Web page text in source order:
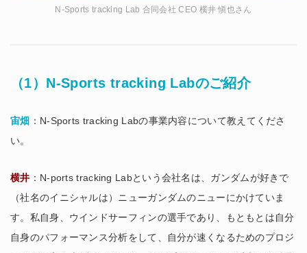
N-Sports tracking Lab 合同会社 CEO 横井 愼也さん
（1）N-Sports tracking Labのご紹介
宙畑 ：N-Sports tracking Labの事業内容について教えてくださ
い。
横井 ：N-ports tracking Labという会社名は、ガンダムが好きで
（社名のイニシャルは）ニューガンダムのニューにかけていま
す。私自身、ウインドサーフィンの選手であり、もともとは自分
自身のパフォーマンス分析をして、自分が速くなるためのプロジ